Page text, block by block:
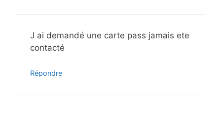
J ai demandé une carte pass jamais ete
contacté
Répondre